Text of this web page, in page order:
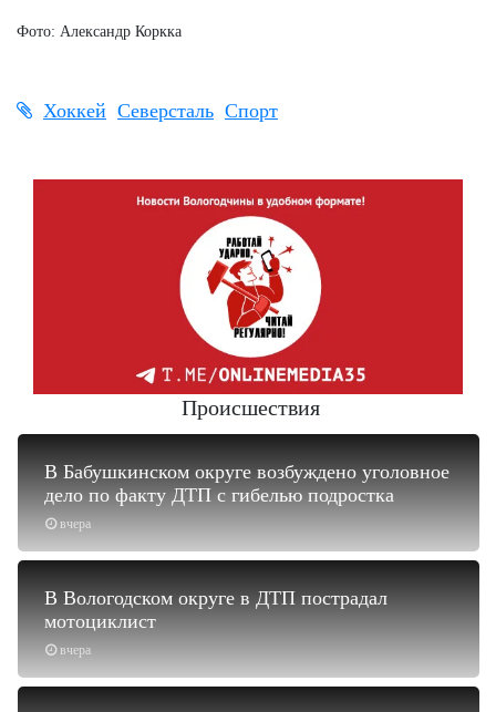
Фото: Александр Коркка
Хоккей Северсталь Спорт
Происшествия
вчера
В Бабушкинском округе возбуждено уголовное
дело по факту ДТП с гибелью подростка
вчера
В Вологодском округе в ДТП пострадал
мотоциклист